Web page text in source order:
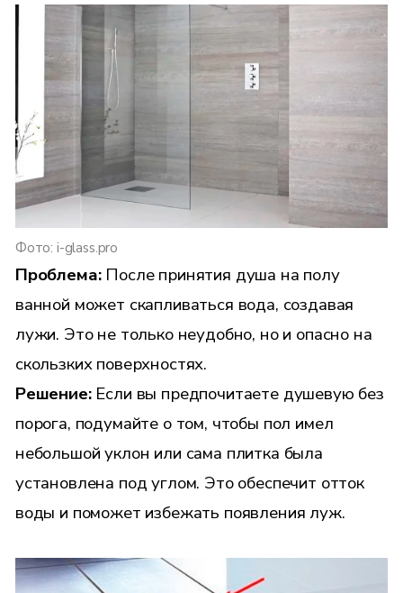
Фото: i-glass.pro
Проблема:После принятия душа на полу
ванной может скапливаться вода, создавая
лужи. Это не только неудобно, но и опасно на
скользких поверхностях.
Решение:Если вы предпочитаете душевую без
порога, подумайте о том, чтобы пол имел
небольшой уклон или сама плитка была
установлена под углом. Это обеспечит отток
воды и поможет избежать появления луж.